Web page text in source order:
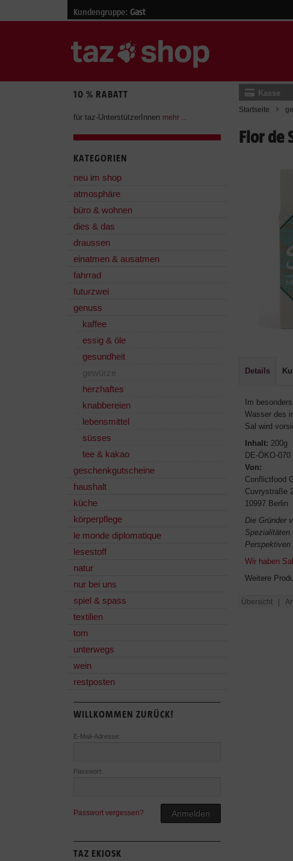
Kundengruppe: Gast
Kasse
Startseite
Flor de
Details
Im
Wasser des
Sal wird
Inhalt: 200g
DE-ÖKO-070
Von:
Conflictfood
Cuvrystraße
10997 Berlin
Die Gründer
Perspektiven
Wir haben
Weitere
Übersicht |
10 % RABATT
für taz-UnterstützerInnen mehr ...
KATEGORIEN
neu im shop
atmosphäre
büro & wohnen
dies & das
draussen
einatmen & ausatmen
fahrrad
futurzwei
genuss
kaffee
essig & öle
gesundheit
gewürze
herzhaftes
knabbereien
lebensmittel
süsses
tee & kakao
geschenkgutscheine
haushalt
küche
körperpflege
le monde diplomatique
lesestoff
natur
nur bei uns
spiel & spass
textilien
tom
unterwegs
wein
restposten
WILLKOMMEN ZURÜCK!
E-Mail-Adresse:
Passwort:
Passwort vergessen? Anmelden
TAZ EKIOSK